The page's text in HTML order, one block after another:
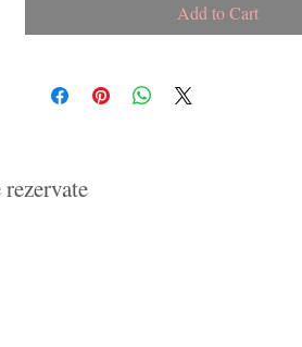
Add to Cart